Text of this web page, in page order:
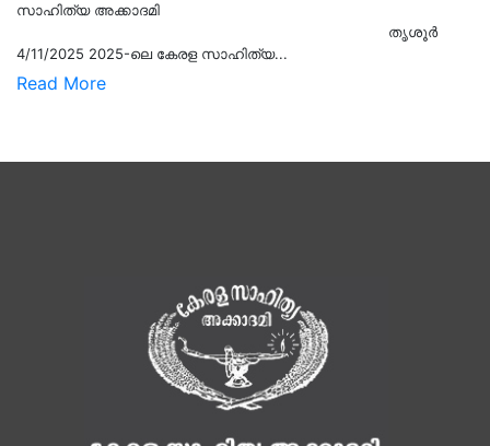
സാഹിത്യ അക്കാദമി
തൃശൂര്‍
4/11/2025 2025-ലെ കേരള സാഹിത്യ...
Read More